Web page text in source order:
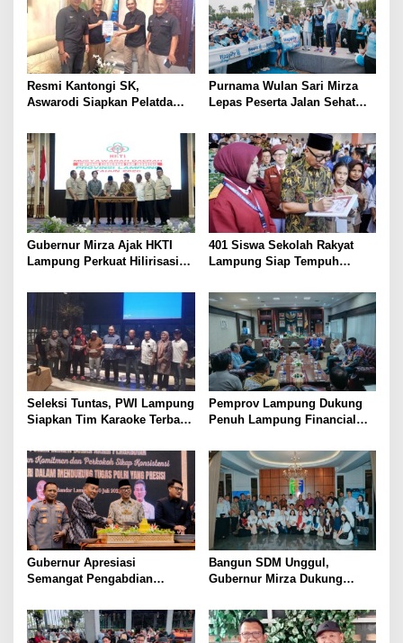
dari Desa
Resmi Kantongi SK,
Aswarodi Siapkan Pelatda
Menuju Porwanas 2027
Purnama Wulan Sari Mirza
Lepas Peserta Jalan Sehat
Lansia Sehat dan Bahagia
Gubernur Mirza Ajak HKTI
Lampung Perkuat Hilirisasi
Kesejahteraan Petani
401 Siswa Sekolah Rakyat
Lampung Siap Tempuh
Dorong Lahirnya Generasi
Emas
Seleksi Tuntas, PWI Lampung
Siapkan Tim Karaoke Terbaik
Pemprov Lampung Dukung
Penuh Lampung Financial
Keuangan Generasi Muda
Gubernur Apresiasi
Semangat Pengabdian
Menjaga Stabilitas Lampung
Bangun SDM Unggul,
Gubernur Mirza Dukung
bagi Generasi Muda
Lampung